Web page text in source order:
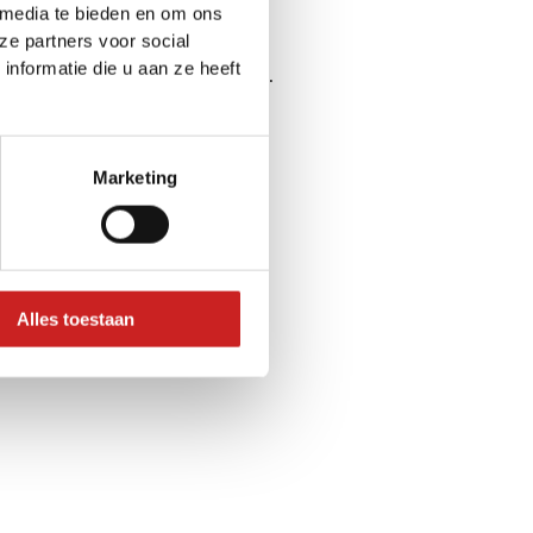
te bieden en om ons
partners voor social
die u aan ze heeft
Marketing
Alles toestaan
console for more information).